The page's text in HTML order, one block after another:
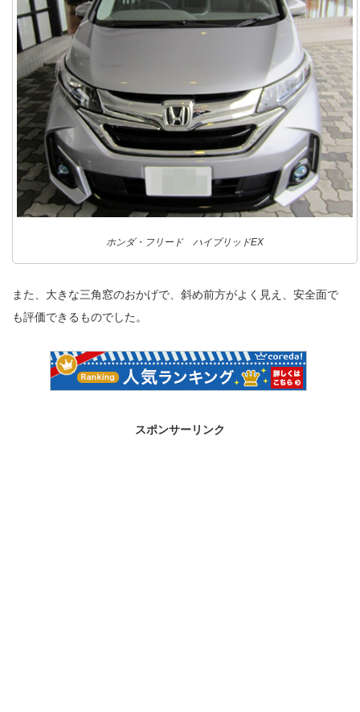
ホンダ・フリード ハイブリッドEX
また、大きな三角窓のおかげで、斜め前方がよく見え、安全面で
も評価できるものでした。
スポンサーリンク